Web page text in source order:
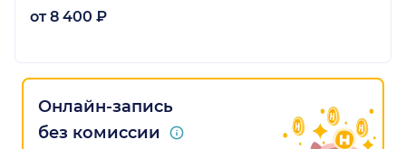
от 8 400 ₽
Онлайн-запись
без комиссии